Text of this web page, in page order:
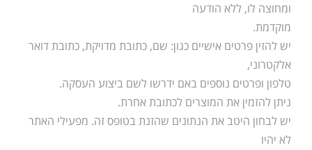
ומחוצה לו, ללא הודעה
מוקדמת.
יש להזין פרטים אישיים כגון: שם, כתובת מדויקת, כתובת דואר
אלקטרוני,
טלפון ופרטים נוספים באם ידרשו לשם ביצוע העסקה.
ניתן להזמין את המוצרים לכתובת אחרת.
יש לבחון היטב את הנתונים שהזנת בטופס זה. מפעילי האתר
לא יהיו